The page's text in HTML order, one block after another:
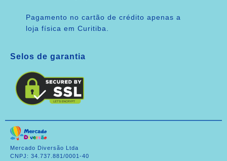
Pagamento no cartão de crédito apenas a
loja física em Curitiba.
Selos de garantia
Mercado Diversão Ltda
CNPJ: 34.737.881/0001-40